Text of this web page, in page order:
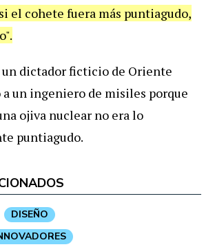
el cohete fuera más puntiagudo,
dictador ficticio de Oriente
un ingeniero de misiles porque
ojiva nuclear no era lo
puntiagudo.
DISEÑO